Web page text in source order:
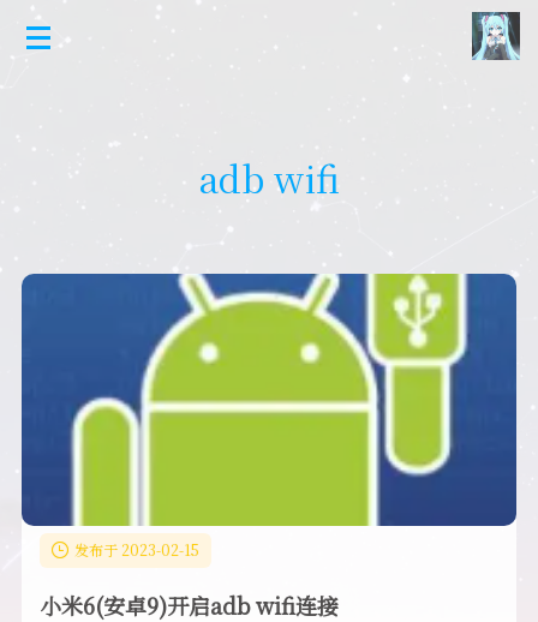
adb wifi
发布于 2023-02-15
小米6(安卓9)开启adb wifi连接